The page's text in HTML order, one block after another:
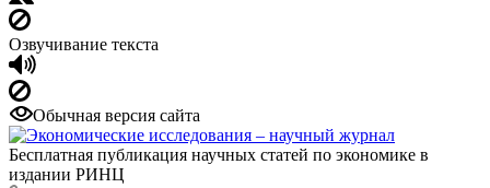
Озвучивание текста
Обычная версия сайта
Бесплатная публикация научных статей по экономике в
издании РИНЦ